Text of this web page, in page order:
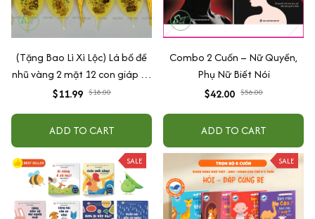
(Tặng Bao Lì Xì Lộc) Lá bồ đề
nhũ vàng 2 mặt 12 con giáp và
phật bản mệnh, để ốp lưng
quang
$11.99 $18.00
ADD TO CART
Combo 2 Cuốn – Nữ Quyền,
Phụ Nữ Biết Nói
$42.00 $56.00
ADD TO CART
SALE SALE